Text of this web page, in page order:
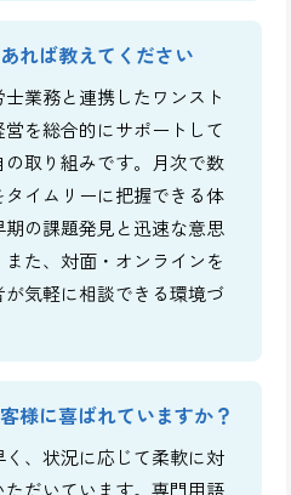
れば教えてください
業務と連携したワンスト
を総合的にサポートして
取り組みです。月次で数
イムリーに把握できる体
の課題発見と迅速な意思
た、対面・オンラインを
気軽に相談できる環境づ
様に喜ばれていますか？
、状況に応じて柔軟に対